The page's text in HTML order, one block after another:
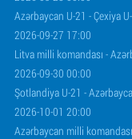
Azərbaycan U-21 - Çexiya
2026-09-27 17:00
Litva milli komandası -
2026-09-30 00:00
Şotlandiya U-21 -
2026-10-01 20:00
Azərbaycan milli